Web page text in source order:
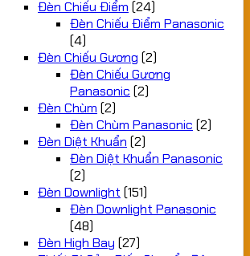
Đèn Chiếu Điểm (24)
Đèn Chiếu Điểm Panasonic
(4)
Đèn Chiếu Gương (2)
Đèn Chiếu Gương
Panasonic (2)
Đèn Chùm (2)
Đèn Chùm Panasonic (2)
Đèn Diệt Khuẩn (2)
Đèn Diệt Khuẩn Panasonic
(2)
Đèn Downlight (151)
Đèn Downlight Panasonic
(48)
Đèn High Bay (27)